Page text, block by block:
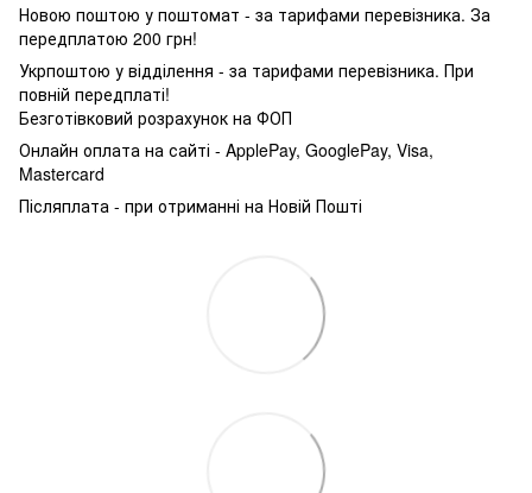
Новою поштою у поштомат - за тарифами перевізника. За
передплатою 200 грн!
Укрпоштою у відділення - за тарифами перевізника. При
повній передплаті!
Безготівковий розрахунок на ФОП
Онлайн оплата на сайті - ApplePay, GooglePay, Visa,
Mastercard
Післяплата - при отриманні на Новій Пошті